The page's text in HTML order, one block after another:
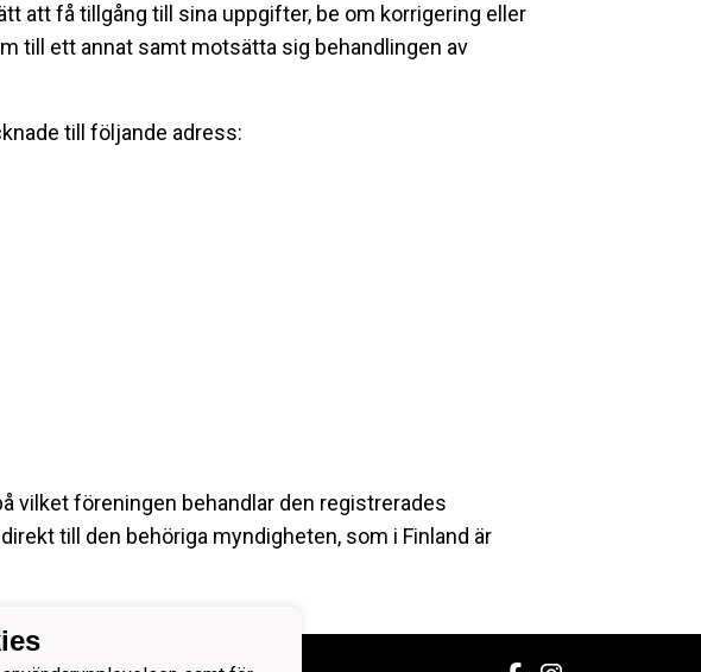
att få tillgång till sina uppgifter, be om korrigering eller
till ett annat samt motsätta sig behandlingen av
till följande adress:
vilket föreningen behandlar den registrerades
till den behöriga myndigheten, som i Finland är